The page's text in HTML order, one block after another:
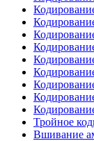
Тройное
Вшивание